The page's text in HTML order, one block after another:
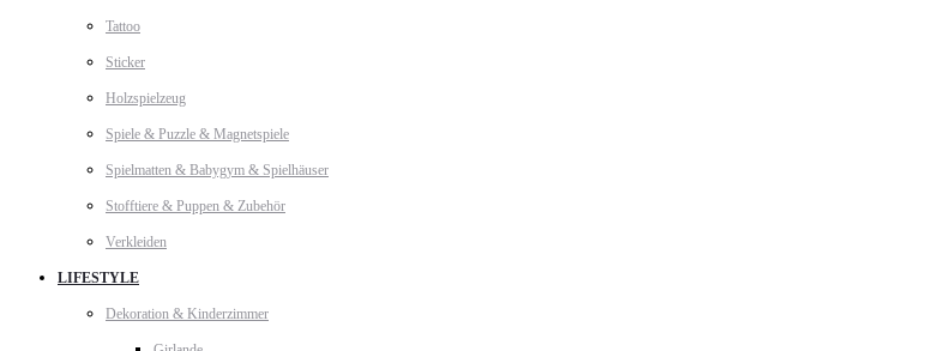
Tattoo
Sticker
Holzspielzeug
Spiele & Puzzle & Magnetspiele
Spielmatten & Babygym & Spielhäuser
Stofftiere & Puppen & Zubehör
Verkleiden
LIFESTYLE
Dekoration & Kinderzimmer